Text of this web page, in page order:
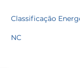
Classificação
NC